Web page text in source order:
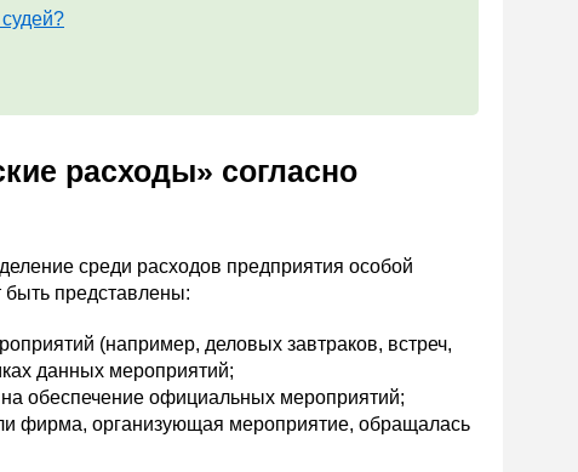
расходы» согласно
среди расходов предприятия особой
быть представлены:
(например, деловых завтраков, встреч,
данных мероприятий;
обеспечение официальных мероприятий;
фирма, организующая мероприятие, обращалась